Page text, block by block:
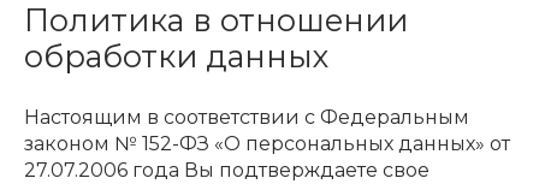
Политика в отношении
обработки данных
Настоящим в соответствии с Федеральным
законом № 152-ФЗ «О персональных данных» от
27.07.2006 года Вы подтверждаете свое